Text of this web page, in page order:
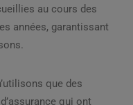
au cours des
années, garantissant
que des
qui ont